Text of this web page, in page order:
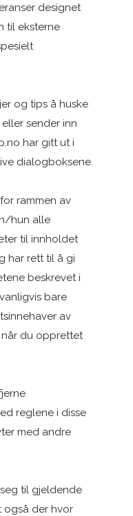
designet
til eksterne
og tips å huske
sender inn
har gitt ut i
dialogboksene.
rammen av
hun alle
til innholdet
har rett til å gi
beskrevet i
bare
av
du opprettet
reglene i disse
med andre
til gjeldende
også der hvor